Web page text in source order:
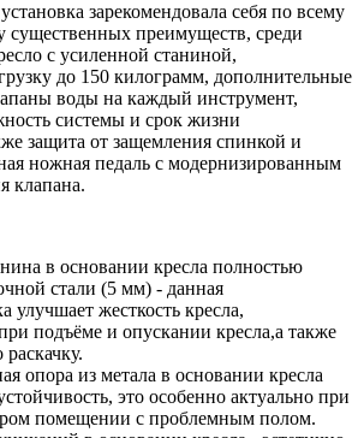
зарекомендовала себя по всему
существенных преимуществ, среди
с усиленной станиной,
до 150 килограмм, дополнительные
воды на каждый инструмент,
системы и срок жизни
защита от защемления спинкой и
ножная педаль с модернизированным
клапана.
в основании кресла полностью
стали (5 мм) - данная
улучшает жесткость кресла,
подъёме и опускании кресла,а также
опора из метала в основании кресла
это особенно актуально при
помещении с проблемным полом.